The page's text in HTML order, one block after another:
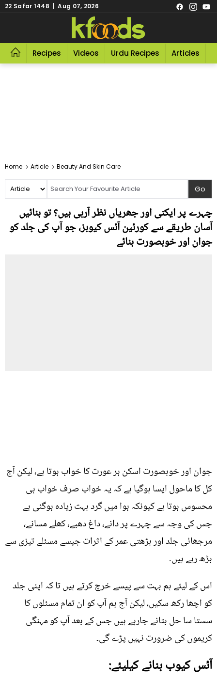
22 Safar 1448 | Aug 07, 2026
Recipes Videos Urdu Recipes Articles
Home Article Beauty And Skin Care
چہرے پر ایکنی اور جھریاں نظر آرہی ہیں؟ تو بنائیں
آسان طریقے سے کورئین آئس کیوبز، جو آپ کی جلد کو
جوان اور خوبصورت بنائے
جوان اور خوبصورت اسکن ہر عورت کا خواب ہوتا ہے، لیکن آج
کل کا ماحول ایسا ہوگیا ہے کہ یہ خواب صرف خواب ہی
محسوس ہوتا ہے کیونکہ ہوا میں گرد بہت زیادہ ہوگئی ہے
جس کی وجہ سے چہرے پر دانے، داغ دھبے، کھلے مسانے،
مرجھائی جلد اور بڑھتی عمر کے اثرات جیسے مسئلے تیزی سے
بڑھ رہے ہیں۔
اس کے لیئے ہم بہت سے پیسے خرچ کرتے ہیں تا کہ اپنی جلد
کو اچھا رکھ سکیں، لیکن آج ہم آپ کو ان تمام مسئلوں کا
سستا سا حل بتانے جارہے ہیں جس کے بعد آپ کو مہنگی
کریموں کی ضرورت نہیں پڑے گی۔
آئس کیوب بنانے کیلیئے: